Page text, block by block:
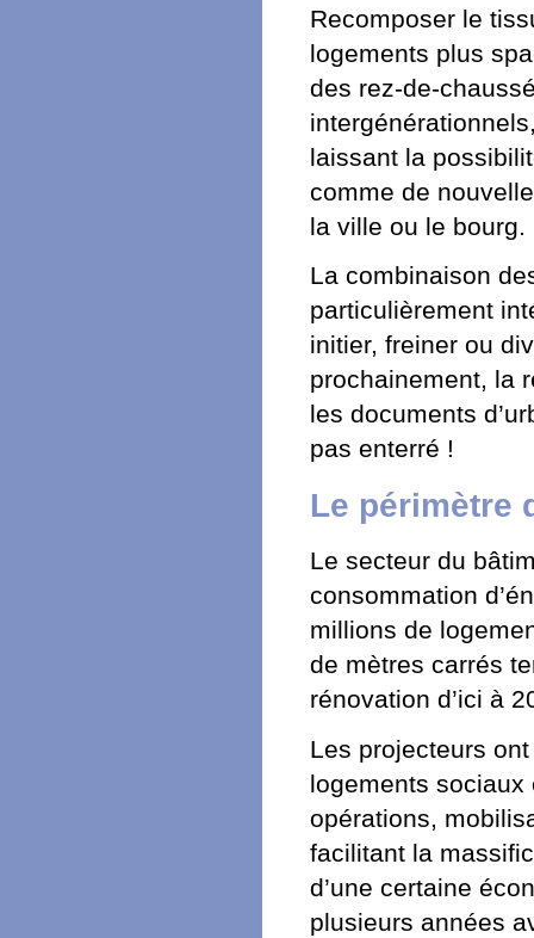
Recomposer le
logements plus
des rez-de-
laissant la
comme de
la ville ou le bourg.
La combinaison
particulièrement
initier, freiner ou
prochainement, la
les documents
pas enterré !
Le périmètre
Le secteur du
consommation
millions de
de mètres carrés
rénovation d’ici à
Les projecteurs
logements
opérations,
facilitant la
d’une certaine
plusieurs années